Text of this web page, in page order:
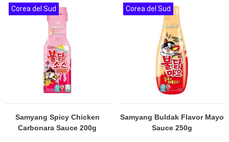
Samyang Spicy Chicken
Carbonara Sauce 200g
Corea del Sud
Samyang Buldak Flavor Mayo
Sauce 250g
Corea del Sud